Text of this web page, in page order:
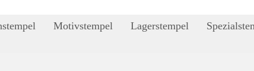
Motivstempel Lagerstempel